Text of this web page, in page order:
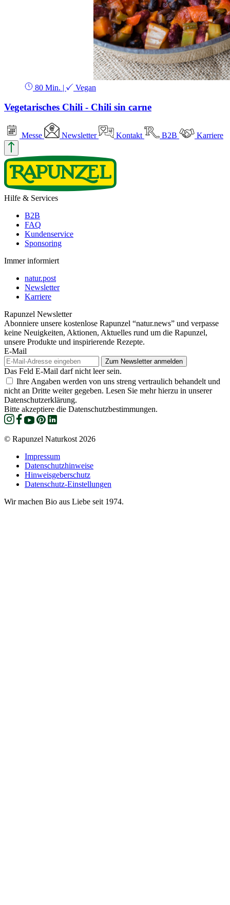
80 Min. | Vegan
Vegetarisches Chili - Chili sin carne
Messe Newsletter Kontakt B2B Karriere
Hilfe & Services
B2B
FAQ
Kundenservice
Sponsoring
Immer informiert
natur.post
Newsletter
Karriere
Rapunzel Newsletter
Abonniere unsere kostenlose Rapunzel “natur.news” und verpasse
keine Neuigkeiten, Aktionen, Aktuelles rund um die Rapunzel,
unsere Produkte und inspirierende Rezepte.
E-Mail
Das Feld E-Mail darf nicht leer sein.
Ihre Angaben werden von uns streng vertraulich behandelt und
nicht an Dritte weiter gegeben. Lesen Sie mehr hierzu in unserer
Datenschutzerklärung.
Bitte akzeptiere die Datenschutzbestimmungen.
© Rapunzel Naturkost 2026
Impressum
Datenschutzhinweise
Hinweisgeberschutz
Datenschutz-Einstellungen
Wir machen Bio aus Liebe seit 1974.